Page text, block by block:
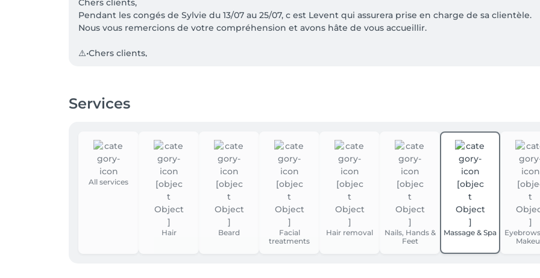
Chers clients,
Pendant les congés de Sylvie du 13/07 au 25/07, c est Levent qui assurera prise en charge de sa clientèle.
Nous vous remercions de votre compréhension et avons hâte de vous accueillir.
⚠️•Chers clients,
⚠️• Chères nouvelles clientes,
par salonkee, nous attirons votre attention sur le fait que pour le moment le planning d’Ophélie et
nouvelles clientes pour le moment.
Merci de votre compréhension et à très bientôt.
✨•Un évènement en vue? (mariage, communion, baptême, anniversaire, soirée,...)
Hair and Beauty est à l'écoute de sa clientèle, pour vous sublimer le jour J
Nous pourrons vous chouchouter de la tête jusqu'aux pieds, (coiffure, maquillage, épilation, en passant
un Miracle Face avec effet de lifting immédiat, pour rayonner toute la soirée).
Services
All services
Hair Beard
Facial
treatments
Hair removal
Nails, Hands &
Feet
Massage & Spa